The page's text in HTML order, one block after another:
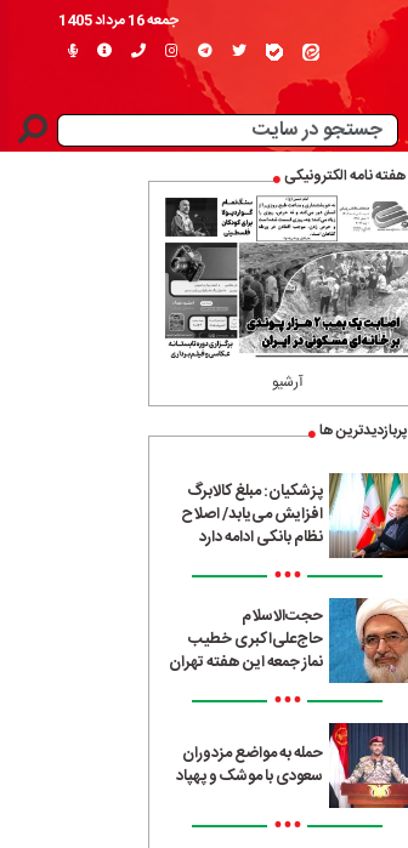
جمعه 16 مرداد 1405
هفته نامه الکترونیکی
آرشیو
پربازدیدترین ها
پزشکیان: مبلغ کالابرگ
افزایش می‌یابد/ اصلاح
نظام بانکی ادامه دارد
•••
حجت‌الاسلام
حاج‌علی‌اکبری خطیب
نماز جمعه این هفته تهران
•••
حمله به مواضع مزدوران
سعودی با موشک و پهپاد
•••